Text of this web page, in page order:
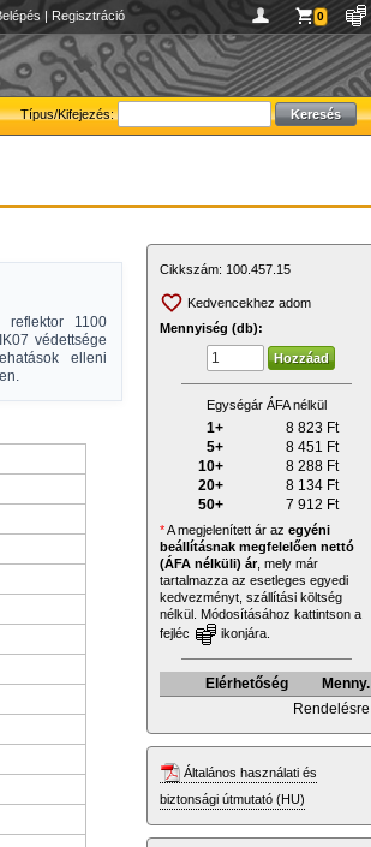
| Regisztráció 0
Típus/Kifejezés:
reflektor 1100
védettsége
elleni
Cikkszám: 100.457.15
Kedvencekhez adom
Mennyiség (db):
Egységár ÁFA nélkül
1+ 8 823 Ft
5+
8 451 Ft
10+
8 288 Ft
20+
8 134 Ft
50+
7 912 Ft
*A megjelenített ár az egyéni
beállításnak megfelelően nettó
(ÁFA nélküli) ár, mely már
tartalmazza az esetleges egyedi
kedvezményt, szállítási költség
nélkül. Módosításához kattintson a
fejléc
ikonjára.
Elérhetőség
Menny.
Rendelésre
Általános használati és
biztonsági útmutató (HU)